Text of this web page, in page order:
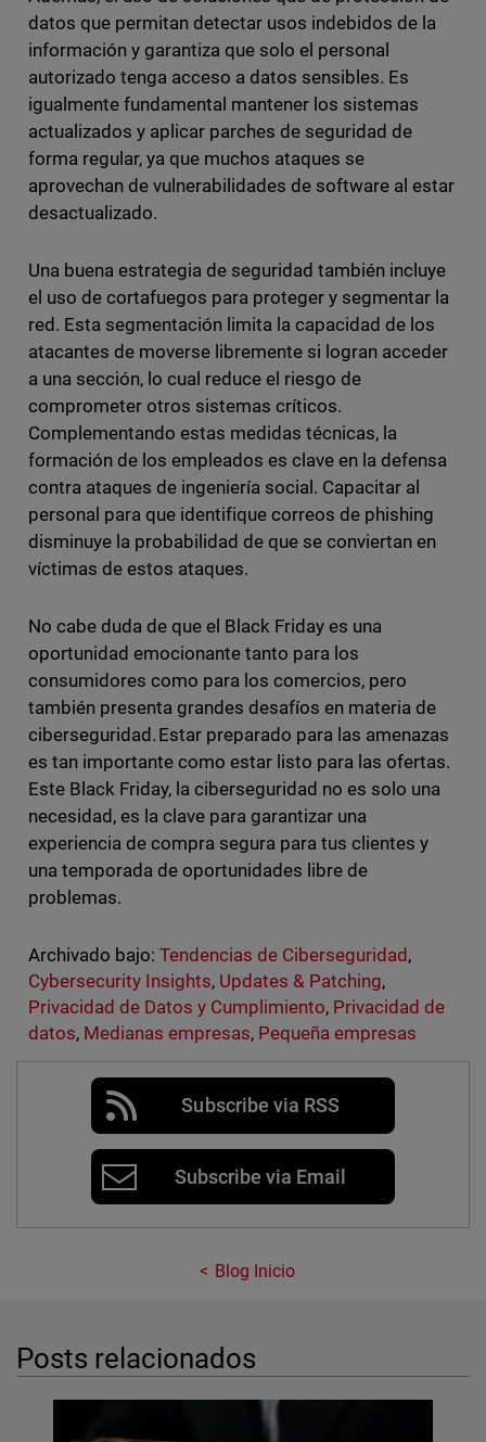
datos que permitan detectar usos indebidos de la
información y garantiza que solo el personal
autorizado tenga acceso a datos sensibles. Es
igualmente fundamental mantener los sistemas
actualizados y aplicar parches de seguridad de
forma regular, ya que muchos ataques se
aprovechan de vulnerabilidades de software al estar
desactualizado.
Una buena estrategia de seguridad también incluye
el uso de cortafuegos para proteger y segmentar la
red. Esta segmentación limita la capacidad de los
atacantes de moverse libremente si logran acceder
a una sección, lo cual reduce el riesgo de
comprometer otros sistemas críticos.
Complementando estas medidas técnicas, la
formación de los empleados es clave en la defensa
contra ataques de ingeniería social. Capacitar al
personal para que identifique correos de phishing
disminuye la probabilidad de que se conviertan en
víctimas de estos ataques.
No cabe duda de que el Black Friday es una
oportunidad emocionante tanto para los
consumidores como para los comercios, pero
también presenta grandes desafíos en materia de
ciberseguridad. Estar preparado para las amenazas
es tan importante como estar listo para las ofertas.
Este Black Friday, la ciberseguridad no es solo una
necesidad, es la clave para garantizar una
experiencia de compra segura para tus clientes y
una temporada de oportunidades libre de
problemas.
Archivado bajo: Tendencias de Ciberseguridad ,
Cybersecurity Insights, Updates & Patching,
Privacidad de Datos y Cumplimiento, Privacidad de
datos, Medianas empresas, Pequeña empresas
Subscribe via RSS
Subscribe via Email
Blog Inicio
Posts relacionados